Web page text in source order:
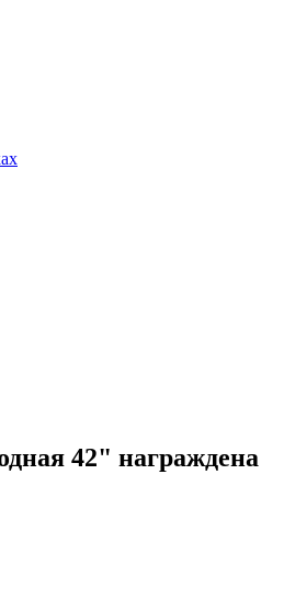
42" награждена